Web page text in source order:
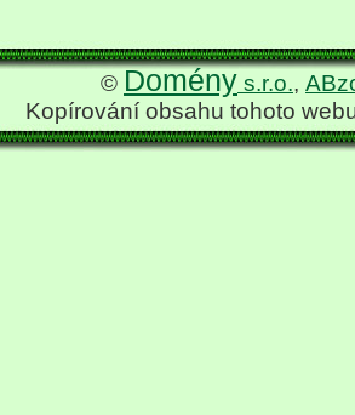
© Domény s.r.o.,
Kopírování obsahu tohoto